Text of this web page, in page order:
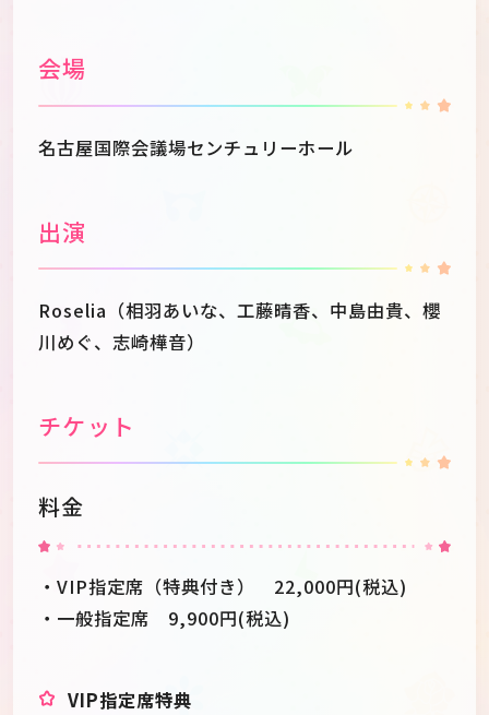
会場
名古屋国際会議場センチュリーホール
出演
Roselia（相羽あいな、工藤晴香、中島由貴、櫻
川めぐ、志崎樺音）
チケット
料金
・VIP指定席（特典付き） 22,000円(税込)
・一般指定席 9,900円(税込)
VIP指定席特典